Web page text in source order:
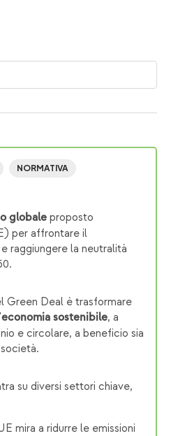
NORMATIVA
globale proposto
per affrontare il
raggiungere la neutralità
Green Deal è trasformare
economia sostenibile, a
e circolare, a beneficio sia
su diversi settori chiave,
mira a ridurre le emissioni